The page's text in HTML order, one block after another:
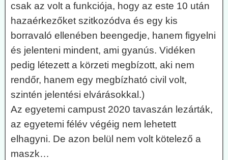
csak az volt a funkciója, hogy az este 10 után
hazaérkezőket szitkozódva és egy kis
borravaló ellenében beengedje, hanem figyelni
és jelenteni mindent, ami gyanús. Vidéken
pedig létezett a körzeti megbízott, aki nem
rendőr, hanem egy megbízható civil volt,
szintén jelentési elvárásokkal.)
Az egyetemi campust 2020 tavaszán lezárták,
az egyetemi félév végéig nem lehetett
elhagyni. De azon belül nem volt kötelező a
maszk…